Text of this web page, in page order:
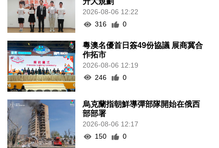
2026-08-06 12:22
316
0
粵澳名優首日簽49份協議 展商冀合
作拓市
2026-08-06 12:19
246
0
烏克蘭指朝鮮導彈部隊開始在俄西
部部署
2026-08-06 12:17
150
0